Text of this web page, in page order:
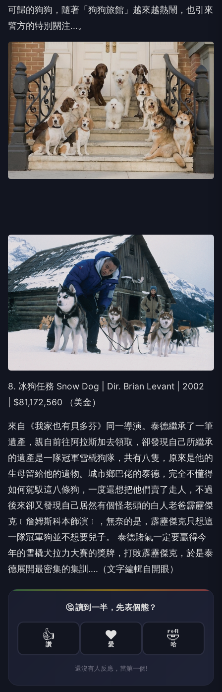
可歸的狗狗，隨著「狗狗旅館」越來越熱鬧，也引來
警方的特別關注...。
8. 冰狗任務 Snow Dog | Dir. Brian Levant | 2002
| $81,172,560 （美金）
來自《我家也有貝多芬》同一導演。泰德繼承了一筆
遺產，親自前往阿拉斯加去領取，卻發現自己所繼承
的遺產是一隊冠軍雪橇狗隊，共有八隻，原來是他的
生母留給他的遺物。城市鄉巴佬的泰德，完全不懂得
如何駕馭這八條狗，一度還想把他們賣了走人，不過
後來卻又發現自己居然有個怪老頭的白人老爸霹靂傑
克﹝詹姆斯科本飾演﹞，無奈的是，霹靂傑克只想這
一隊冠軍狗並不想要兒子。 泰德賭氣一定要贏得今
年的雪橇犬拉力大賽的獎牌，打敗霹靂傑克，於是泰
德展開最密集的集訓....（文字編輯自開眼）
🤔 讀到一半，先表個態？
👍
讚
❤️
愛
🤣
哈
還沒有人反應，當第一個!